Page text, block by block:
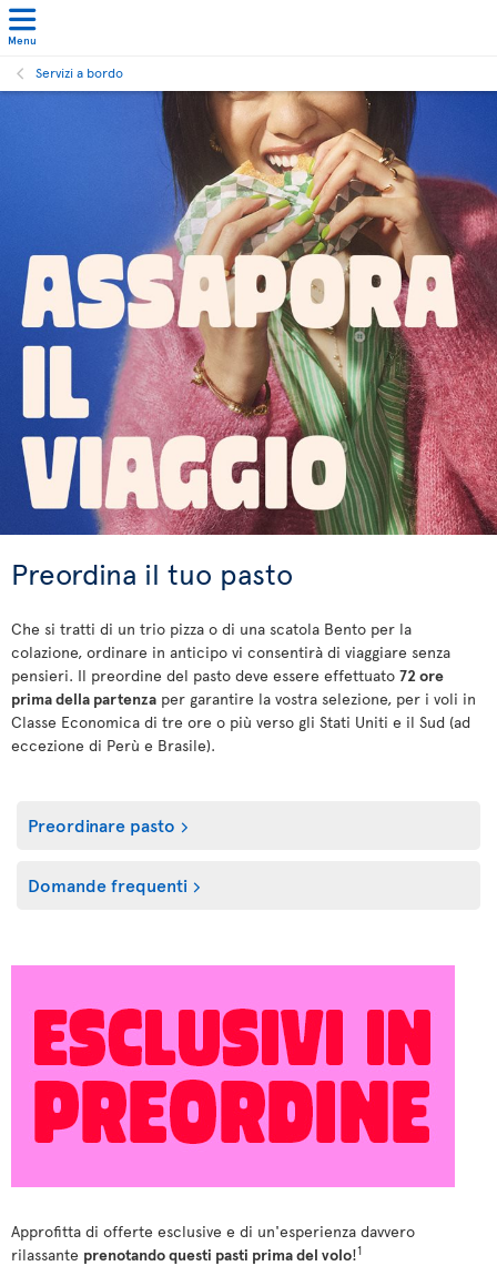
Menu
Servizi a bordo
Preordina il tuo pasto
Che si tratti di un trio pizza o di una scatola Bento per la
colazione, ordinare in anticipo vi consentirà di viaggiare senza
pensieri. Il preordine del pasto deve essere effettuato 72 ore
prima della partenza per garantire la vostra selezione, per i voli in
Classe Economica di tre ore o più verso gli Stati Uniti e il Sud (ad
eccezione di Perù e Brasile).
Preordinare pasto
Domande frequenti
Approfitta di offerte esclusive e di un'esperienza davvero
rilassante prenotando questi pasti prima del volo!1